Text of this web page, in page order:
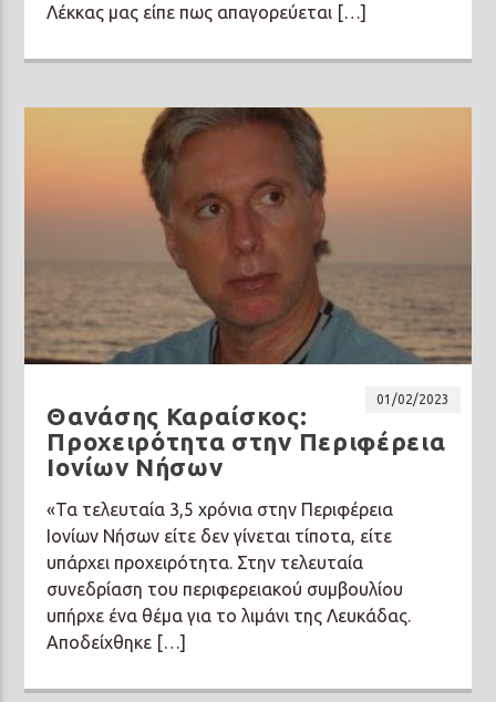
Λέκκας μας είπε πως απαγορεύεται […]
01/02/2023
Θανάσης Καραίσκος:
Προχειρότητα στην Περιφέρεια
Ιονίων Νήσων
«Τα τελευταία 3,5 χρόνια στην Περιφέρεια
Ιονίων Νήσων είτε δεν γίνεται τίποτα, είτε
υπάρχει προχειρότητα. Στην τελευταία
συνεδρίαση του περιφερειακού συμβουλίου
υπήρχε ένα θέμα για το λιμάνι της Λευκάδας.
Αποδείχθηκε […]